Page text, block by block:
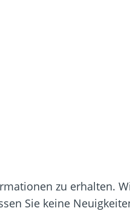
zu erhalten.
Sie keine